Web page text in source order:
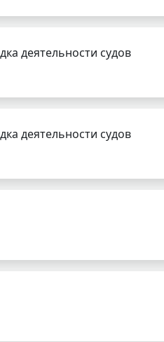
деятельности судов
деятельности судов